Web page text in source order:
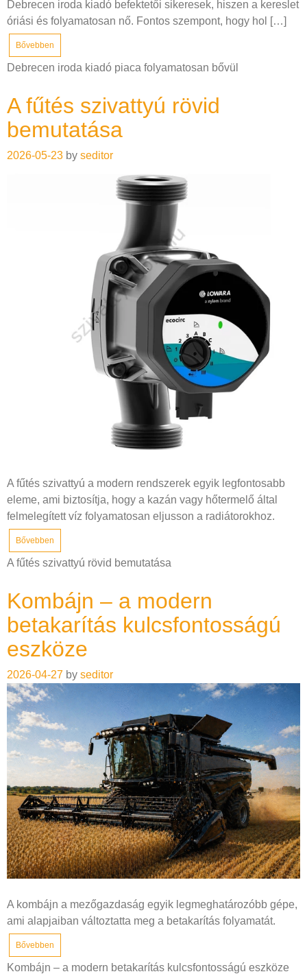
Debrecen iroda kiadó befektetői sikeresek, hiszen a kereslet
óriási és folyamatosan nő. Fontos szempont, hogy hol […]
Bővebben
Debrecen iroda kiadó piaca folyamatosan bővül
A fűtés szivattyú rövid
bemutatása
2026-05-23 by seditor
A fűtés szivattyú a modern rendszerek egyik legfontosabb
eleme, ami biztosítja, hogy a kazán vagy hőtermelő által
felmelegített víz folyamatosan eljusson a radiátorokhoz.
Bővebben
A fűtés szivattyú rövid bemutatása
Kombájn – a modern
betakarítás kulcsfontosságú
eszköze
2026-04-27 by seditor
A kombájn a mezőgazdaság egyik legmeghatározóbb gépe,
ami alapjaiban változtatta meg a betakarítás folyamatát.
Bővebben
Kombájn – a modern betakarítás kulcsfontosságú eszköze